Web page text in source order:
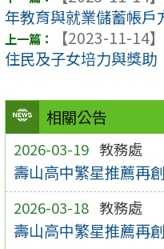
相關公告
2026-03-19 教務處
壽山高中繁星推薦再
2026-03-18 教務處
壽山高中繁星推薦再
年教育與就業儲蓄帳戶
【2023-11-14】
住民及子女培力與獎助